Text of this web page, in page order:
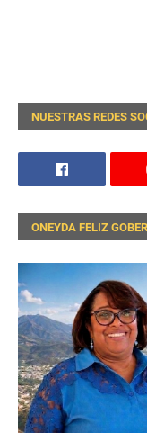
NUESTRAS REDES
ONEYDA FELIZ